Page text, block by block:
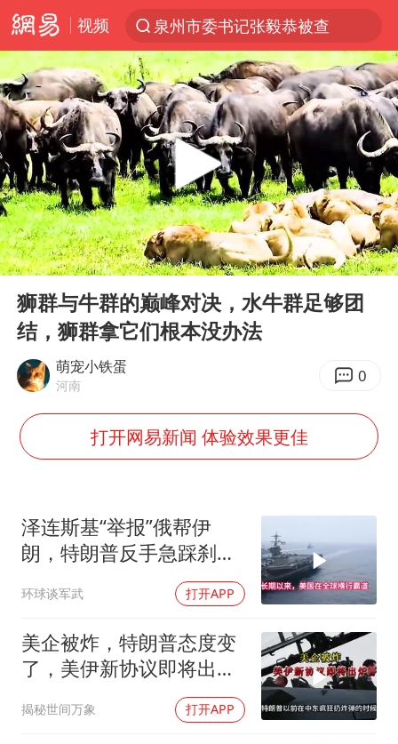
视频
泉州市委书记张毅恭被查
“电影+”如何激发千亿级消费新活力？
沙特土耳其巴基斯坦签署共同防务协议
台风白海豚实时路径
全球首个长时储能一体化产业园量产
U17国足点球大战淘汰河床晋级决赛
四川宜宾市高县4.9级地震致1人死亡
中巨芯：上半年归母净利润1405.77万元
名创优品回应女子吐槽内裤质量差
东航：国内客票提前14天免费退改
“新疆阿勒泰八月能滑雪”不实
日本试射“战斧”导弹，国防部回应
胡彦斌韩磊 谁帮谁
夯实基础开新局
Play
00:00 08:32
狮群与牛群的巅峰对决，水牛群足够团
结，狮群拿它们根本没办法
萌宠小铁蛋
河南 0
打开网易新闻 体验效果更佳
泽连斯基“举报”俄帮伊
朗，特朗普反手急踩刹
车，美国霸权底气尽失
环球谈军武 打开APP
美企被炸，特朗普态度变
了，美伊新协议即将出
炉？又被中方说中了
揭秘世间万象 打开APP